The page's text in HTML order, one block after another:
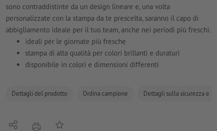
sono contraddistinte da un design lineare e, una volta
personalizzate con la stampa da te prescelta, saranno il capo di
abbigliamento ideale per il tuo team, anche nei periodi più freschi.
ideali per le giornate più fresche
stampa di alta qualità per colori brillanti e duraturi
disponibile in colori e dimensioni differenti
Dettagli del prodotto Ordina campione Dettagli sulla sicurezza e
Condividistamparealla lista preferiti